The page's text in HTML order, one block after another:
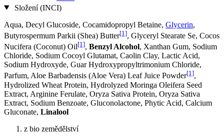
Složení (INCI)
Aqua, Decyl Glucoside, Cocamidopropyl Betaine, Glycerin,
Butyrospermum Parkii (Shea) Butter[1], Glyceryl Stearate Se, Cocos
Nucifera (Coconut) Oil[1], Benzyl Alcohol, Xanthan Gum, Sodium
Chloride, Sodium Cocoyl Glutamat, Caolin Clay, Lactic Acid,
Sodium Hydroxyde, Guar Hydroxypropyltrimonium Chloride,
Parfum, Aloe Barbadensis (Aloe Vera) Leaf Juice Powder[1],
Hydrolized Wheat Protein, Hydrolyzed Moringa Oleifera Seed
Extract, Arginine Ferulate, Oryza Sativa Protein, Oryza Sativa
Extract, Sodium Benzoate, Gluconolactone, Phytic Acid, Calcium
Gluconate, Linalool
z bio zemědělství